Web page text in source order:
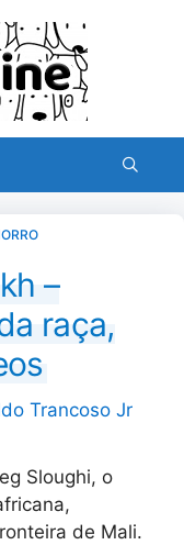
–
raça,
Trancoso Jr
Sloughi, o
de Mali.